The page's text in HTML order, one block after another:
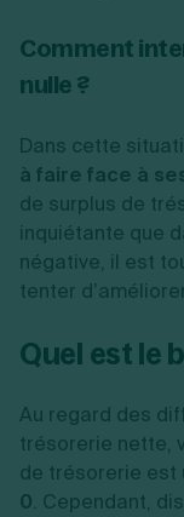
Comment
nulle ?
Dans cette
à faire face à
de surplus de
inquiétante que
négative, il est
tenter
Quel est le
Au regard des
trésorerie nette,
de trésorerie est
0. Cependant,